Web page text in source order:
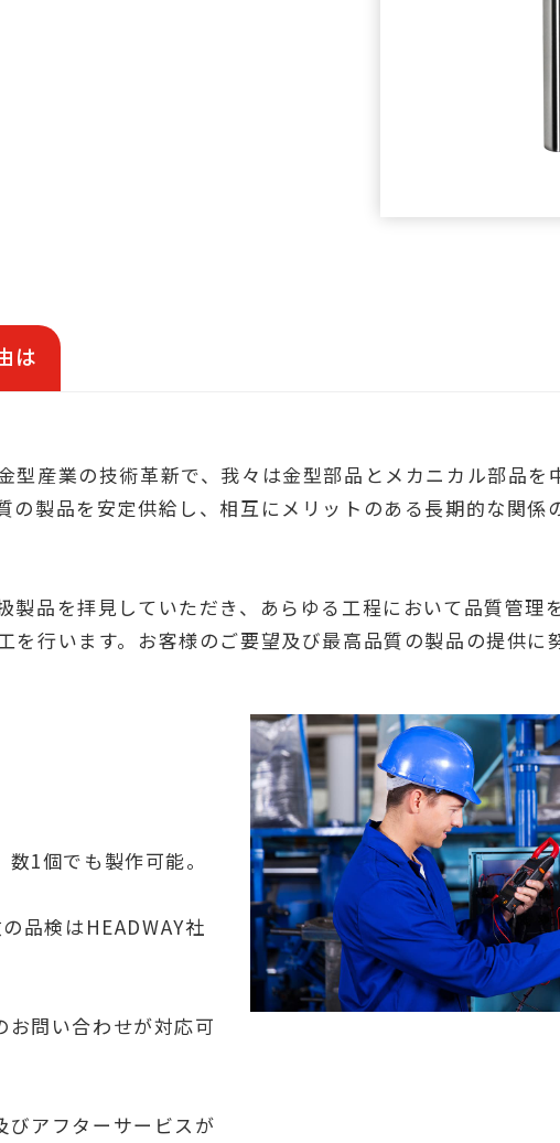
は
型産業の技術革新で、我々は金型部品とメカニカル部品を
の製品を安定供給し、相互にメリットのある長期的な関係
製品を拝見していただき、あらゆる工程において品質管理
を行います。お客様のご要望及び最高品質の製品の提供に
1個でも製作可能。
品検はHEADWAY社
問い合わせが対応可
アフターサービスが